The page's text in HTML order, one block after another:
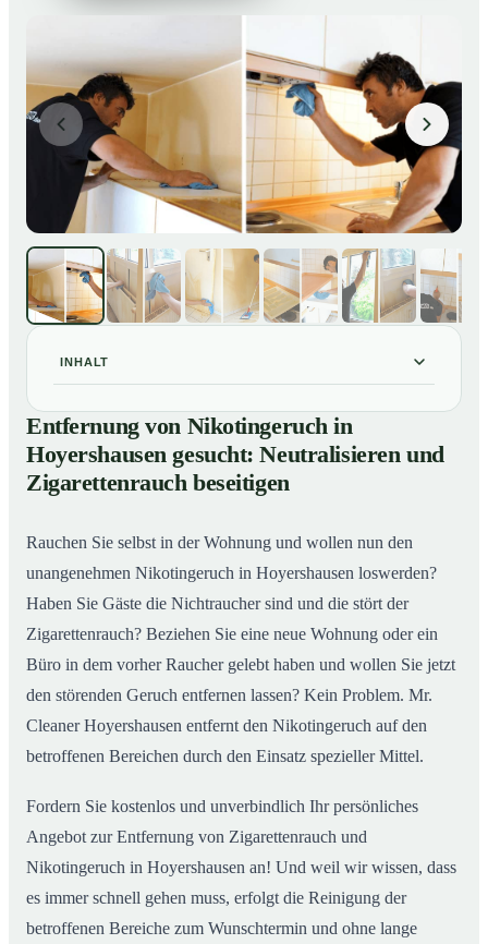
INHALT
01 Entfernung von Nikotingeruch in Hoyershausen
gesucht: Neutralisieren und Zigarettenrauch beseitigen
So entfernen wir Nikotingeruch in Hoyershausen
nachhaltig
Entfernung von Nikotingeruch in
Hoyershausen gesucht: Neutralisieren und
Zigarettenrauch beseitigen
Rauchen Sie selbst in der Wohnung und wollen nun den
unangenehmen Nikotingeruch in Hoyershausen loswerden?
Haben Sie Gäste die Nichtraucher sind und die stört der
Zigarettenrauch? Beziehen Sie eine neue Wohnung oder ein
Büro in dem vorher Raucher gelebt haben und wollen Sie jetzt
den störenden Geruch entfernen lassen? Kein Problem. Mr.
Cleaner Hoyershausen entfernt den Nikotingeruch auf den
betroffenen Bereichen durch den Einsatz spezieller Mittel.
Fordern Sie kostenlos und unverbindlich Ihr persönliches
Angebot zur Entfernung von Zigarettenrauch und
Nikotingeruch in Hoyershausen an! Und weil wir wissen, dass
es immer schnell gehen muss, erfolgt die Reinigung der
betroffenen Bereiche zum Wunschtermin und ohne lange